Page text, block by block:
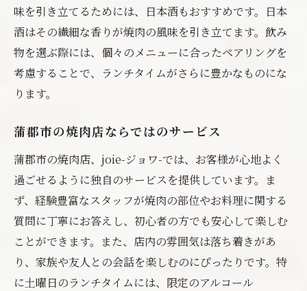
味を引き立てるためには、日本酒もおすすめです。日本
酒はその繊細な香りが焼肉の風味を引き立てます。飲み
物を選ぶ際には、個々のメニューに合ったペアリングを
考慮することで、ランチタイムがさらに豊かなものにな
ります。
蒲郡市の焼肉店ならではのサービス
蒲郡市の焼肉店、joie-ジョワ-では、お客様が心地よく
過ごせるように独自のサービスを提供しています。ま
ず、経験豊富なスタッフが焼肉の部位やお料理に関する
質問に丁寧にお答えし、初心者の方でも安心して楽しむ
ことができます。また、店内の雰囲気は落ち着きがあ
り、家族や友人との会話を楽しむのにぴったりです。特
に土曜日のランチタイムには、限定のアルコール